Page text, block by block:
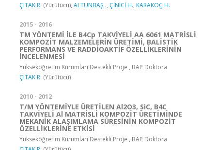
ÇITAK R. (Yürütücü), ALTUNBAŞ ., ÇİNİCİ H., KARAKOÇ H.
2015 - 2016
TM YÖNTEMİ İLE B4Cp TAKVİYELİ AA 6061 MATRİSLİ
KOMPOZİT MALZEMELERİN ÜRETİMİ, BALİSTİK
PERFORMANS VE RADDİOAKTİF ÖZELLİKLERİNİN
İNCELENMESİ
Yükseköğretim Kurumları Destekli Proje , BAP Doktora
ÇITAK R. (Yürütücü)
2010 - 2012
T/M YÖNTEMİYLE ÜRETİLEN Al2O3, SiC, B4C
TAKVİYELİ Al MATRİSLİ KOMPOZİT ÜRETİMİNDE
MEKANİK ALAŞIMLAMA SÜRESİNİN KOMPOZİT
ÖZELLİKLERİNE ETKİSİ
Yükseköğretim Kurumları Destekli Proje , BAP Doktora